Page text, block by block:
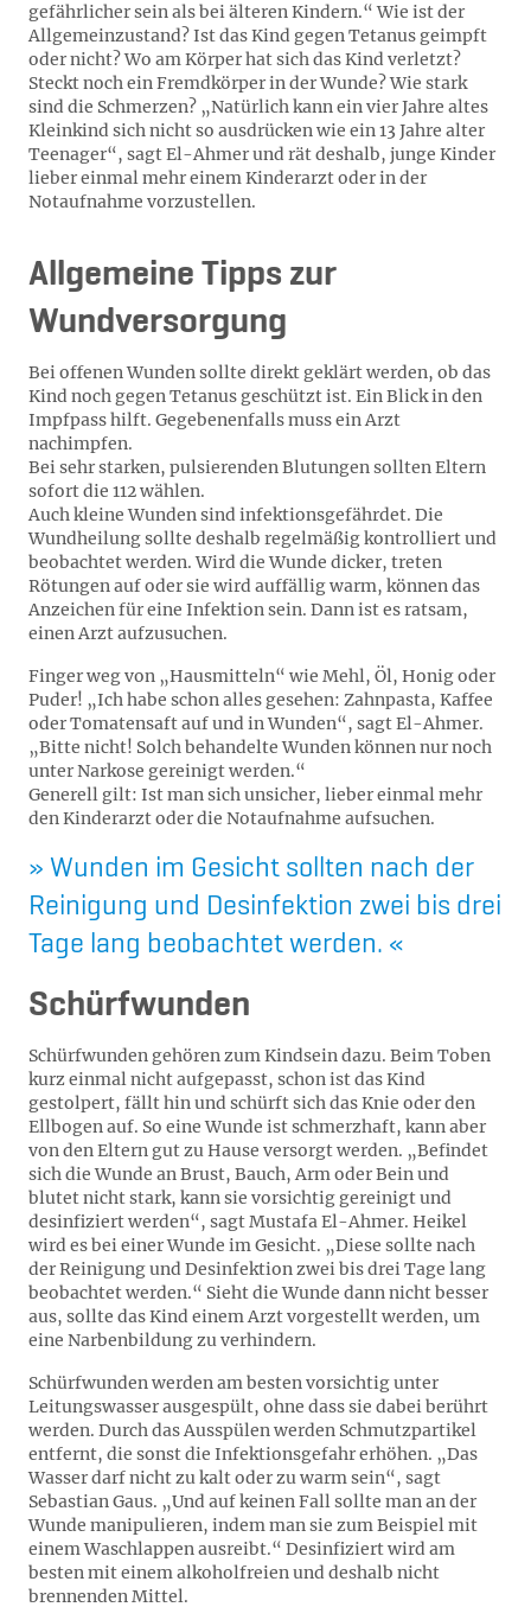
gefährlicher sein als bei älteren Kindern.“ Wie ist der
Allgemeinzustand? Ist das Kind gegen Tetanus geimpft
oder nicht? Wo am Körper hat sich das Kind verletzt?
Steckt noch ein Fremdkörper in der Wunde? Wie stark
sind die Schmerzen? „Natürlich kann ein vier Jahre altes
Kleinkind sich nicht so ausdrücken wie ein 13 Jahre alter
Teenager“, sagt El-Ahmer und rät deshalb, junge Kinder
lieber einmal mehr einem Kinderarzt oder in der
Notaufnahme vorzustellen.
Allgemeine Tipps zur
Wundversorgung
Bei offenen Wunden sollte direkt geklärt werden, ob das
Kind noch gegen Tetanus geschützt ist. Ein Blick in den
Impfpass hilft. Gegebenenfalls muss ein Arzt
nachimpfen.
Bei sehr starken, pulsierenden Blutungen sollten Eltern
sofort die 112 wählen.
Auch kleine Wunden sind infektionsgefährdet. Die
Wundheilung sollte deshalb regelmäßig kontrolliert und
beobachtet werden. Wird die Wunde dicker, treten
Rötungen auf oder sie wird auffällig warm, können das
Anzeichen für eine Infektion sein. Dann ist es ratsam,
einen Arzt aufzusuchen.
Finger weg von „Hausmitteln“ wie Mehl, Öl, Honig oder
Puder! „Ich habe schon alles gesehen: Zahnpasta, Kaffee
oder Tomatensaft auf und in Wunden“, sagt El-Ahmer.
„Bitte nicht! Solch behandelte Wunden können nur noch
unter Narkose gereinigt werden.“
Generell gilt: Ist man sich unsicher, lieber einmal mehr
den Kinderarzt oder die Notaufnahme aufsuchen.
Wunden im Gesicht sollten nach der
Reinigung und Desinfektion zwei bis drei
Tage lang beobachtet werden.
Schürfwunden
Schürfwunden gehören zum Kindsein dazu. Beim Toben
kurz einmal nicht aufgepasst, schon ist das Kind
gestolpert, fällt hin und schürft sich das Knie oder den
Ellbogen auf. So eine Wunde ist schmerzhaft, kann aber
von den Eltern gut zu Hause versorgt werden. „Befindet
sich die Wunde an Brust, Bauch, Arm oder Bein und
blutet nicht stark, kann sie vorsichtig gereinigt und
desinfiziert werden“, sagt Mustafa El-Ahmer. Heikel
wird es bei einer Wunde im Gesicht. „Diese sollte nach
der Reinigung und Desinfektion zwei bis drei Tage lang
beobachtet werden.“ Sieht die Wunde dann nicht besser
aus, sollte das Kind einem Arzt vorgestellt werden, um
eine Narbenbildung zu verhindern.
Schürfwunden werden am besten vorsichtig unter
Leitungswasser ausgespült, ohne dass sie dabei berührt
werden. Durch das Ausspülen werden Schmutzpartikel
entfernt, die sonst die Infektionsgefahr erhöhen. „Das
Wasser darf nicht zu kalt oder zu warm sein“, sagt
Sebastian Gaus. „Und auf keinen Fall sollte man an der
Wunde manipulieren, indem man sie zum Beispiel mit
einem Waschlappen ausreibt.“ Desinfiziert wird am
besten mit einem alkoholfreien und deshalb nicht
brennenden Mittel.